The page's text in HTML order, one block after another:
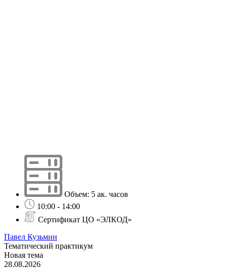
Объем: 5 ак. часов
10:00 - 14:00
Сертификат ЦО «ЭЛКОД»
Павел Кузьмин
Тематический практикум
Новая тема
28.08.2026